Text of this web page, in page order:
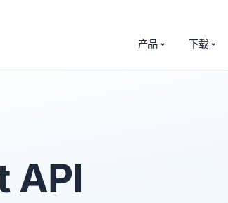
产品 下载
API